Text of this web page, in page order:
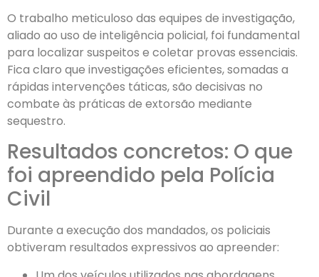
O trabalho meticuloso das equipes de investigação,
aliado ao uso de inteligência policial, foi fundamental
para localizar suspeitos e coletar provas essenciais.
Fica claro que investigações eficientes, somadas a
rápidas intervenções táticas, são decisivas no
combate às práticas de extorsão mediante
sequestro.
Resultados concretos: O que
foi apreendido pela Polícia
Civil
Durante a execução dos mandados, os policiais
obtiveram resultados expressivos ao apreender: